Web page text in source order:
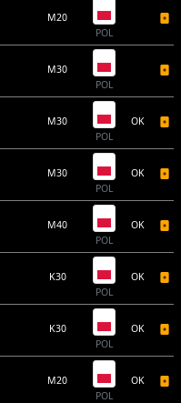
M20
POL
M30
POL
M30
POL
OK
M30
POL
OK
M40
POL
OK
K30
POL
OK
K30
POL
OK
M20
POL
OK